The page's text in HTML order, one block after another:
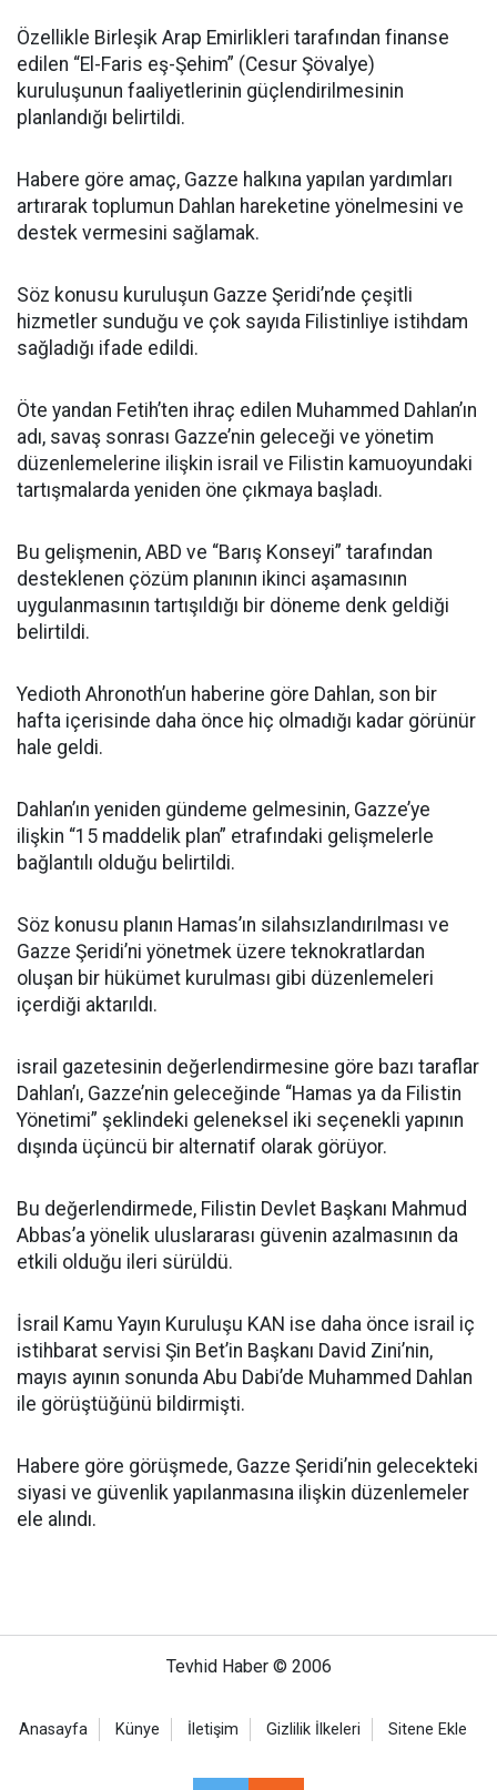
Özellikle Birleşik Arap Emirlikleri tarafından finanse
edilen “El-Faris eş-Şehim” (Cesur Şövalye)
kuruluşunun faaliyetlerinin güçlendirilmesinin
planlandığı belirtildi.
Habere göre amaç, Gazze halkına yapılan yardımları
artırarak toplumun Dahlan hareketine yönelmesini ve
destek vermesini sağlamak.
Söz konusu kuruluşun Gazze Şeridi’nde çeşitli
hizmetler sunduğu ve çok sayıda Filistinliye istihdam
sağladığı ifade edildi.
Öte yandan Fetih’ten ihraç edilen Muhammed Dahlan’ın
adı, savaş sonrası Gazze’nin geleceği ve yönetim
düzenlemelerine ilişkin israil ve Filistin kamuoyundaki
tartışmalarda yeniden öne çıkmaya başladı.
Bu gelişmenin, ABD ve “Barış Konseyi” tarafından
desteklenen çözüm planının ikinci aşamasının
uygulanmasının tartışıldığı bir döneme denk geldiği
belirtildi.
Yedioth Ahronoth’un haberine göre Dahlan, son bir
hafta içerisinde daha önce hiç olmadığı kadar görünür
hale geldi.
Dahlan’ın yeniden gündeme gelmesinin, Gazze’ye
ilişkin “15 maddelik plan” etrafındaki gelişmelerle
bağlantılı olduğu belirtildi.
Söz konusu planın Hamas’ın silahsızlandırılması ve
Gazze Şeridi’ni yönetmek üzere teknokratlardan
oluşan bir hükümet kurulması gibi düzenlemeleri
içerdiği aktarıldı.
israil gazetesinin değerlendirmesine göre bazı taraflar
Dahlan’ı, Gazze’nin geleceğinde “Hamas ya da Filistin
Yönetimi” şeklindeki geleneksel iki seçenekli yapının
dışında üçüncü bir alternatif olarak görüyor.
Bu değerlendirmede, Filistin Devlet Başkanı Mahmud
Abbas’a yönelik uluslararası güvenin azalmasının da
etkili olduğu ileri sürüldü.
İsrail Kamu Yayın Kuruluşu KAN ise daha önce israil iç
istihbarat servisi Şin Bet’in Başkanı David Zini’nin,
mayıs ayının sonunda Abu Dabi’de Muhammed Dahlan
ile görüştüğünü bildirmişti.
Habere göre görüşmede, Gazze Şeridi’nin gelecekteki
siyasi ve güvenlik yapılanmasına ilişkin düzenlemeler
ele alındı.
Tevhid Haber © 2006
Anasayfa Künye İletişim Gizlilik İlkeleri Sitene Ekle